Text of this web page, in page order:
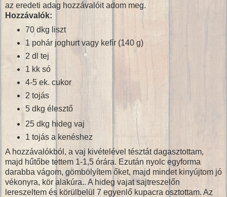
az eredeti adag hozzávalóit adom meg.
Hozzávalók:
70 dkg liszt
1 pohár joghurt vagy kefír (140 g)
2 dl tej
1 kk só
4-5 ek. cukor
2 tojás
5 dkg élesztő
25 dkg hideg vaj
1 tojás a kenéshez
A hozzávalókból, a vaj kivételével tésztát dagasztottam,
majd hűtőbe tettem 1-1,5 órára. Ezután nyolc egyforma
darabba vágom, gömbölyítem őket, majd mindet kinyújtom jó
vékonyra, kör alakúra.. A hideg vajat sajtreszelőn
lereszeltem és körülbelül 7 egyenlő kupacra osztottam. Az